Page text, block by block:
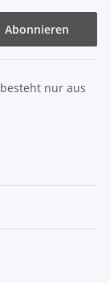
Abonnieren